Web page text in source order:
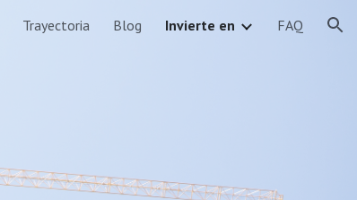
Trayectoria Blog Invierte en FAQ